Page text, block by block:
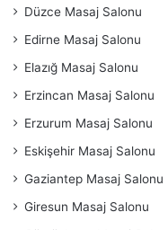
Düzce Masaj Salonu
Edirne Masaj Salonu
Elazığ Masaj Salonu
Erzincan Masaj Salonu
Erzurum Masaj Salonu
Eskişehir Masaj Salonu
Gaziantep Masaj Salonu
Giresun Masaj Salonu